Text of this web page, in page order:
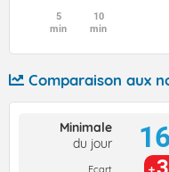
5
min
10
min
Comparaison aux
Minimale
du jour
Ecart